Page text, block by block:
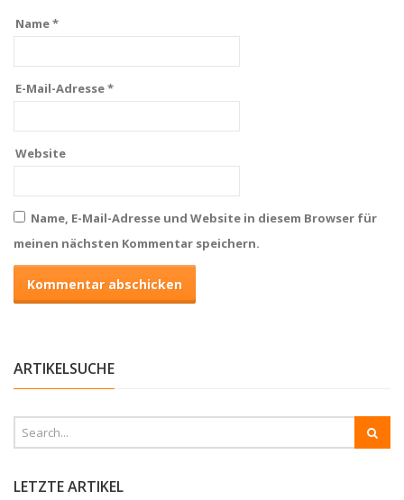
Name*
E-Mail-Adresse*
Website
Name, E-Mail-Adresse und Website in diesem Browser für
meinen nächsten Kommentar speichern.
ARTIKELSUCHE
LETZTE ARTIKEL